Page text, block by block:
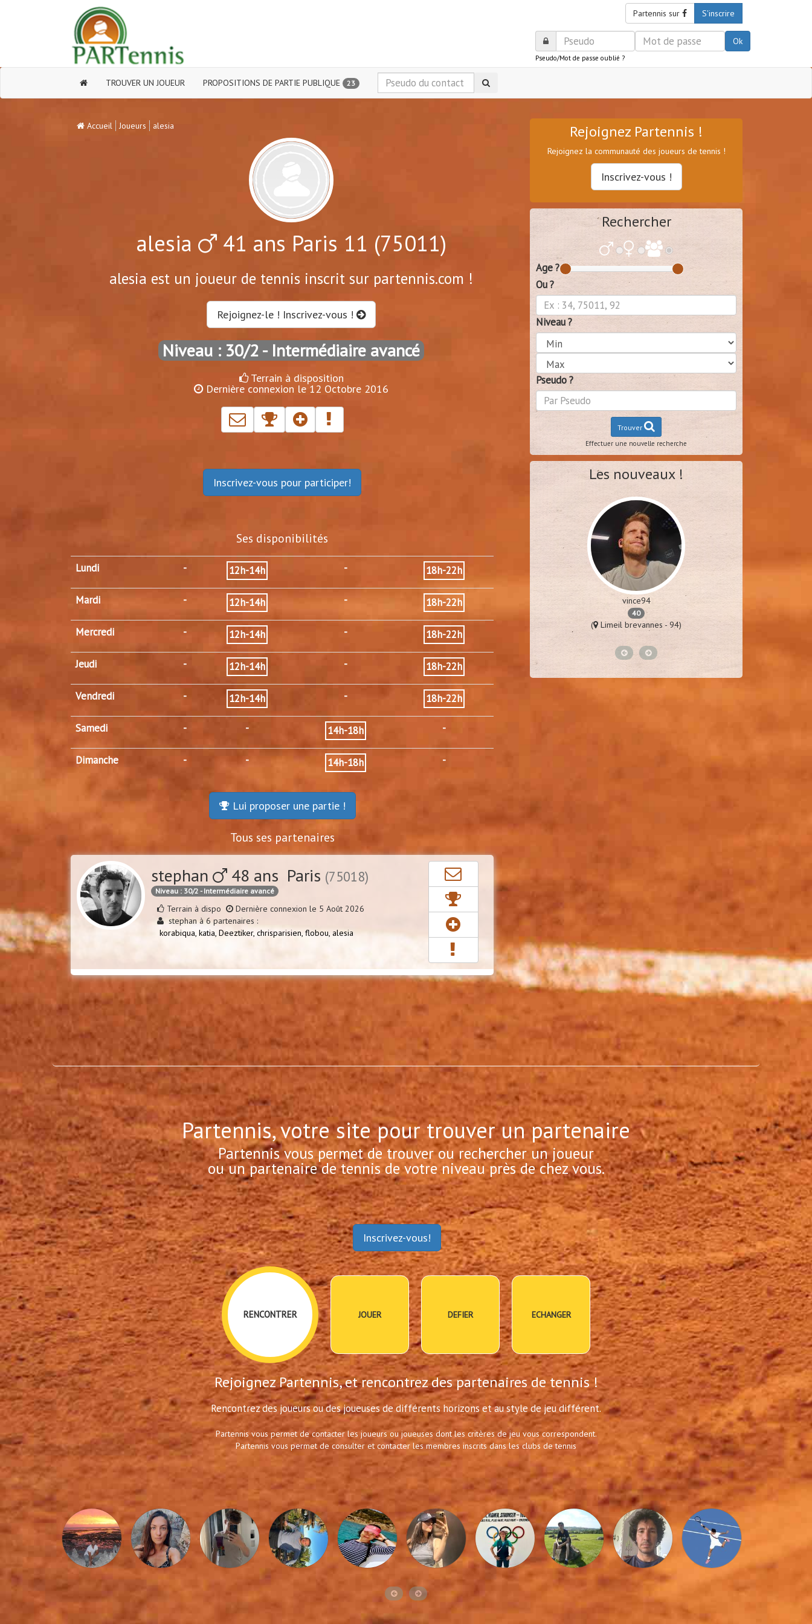
Partennis sur S'inscrire
Ok
Pseudo/Mot de passe oublié ?
TROUVER UN JOUEUR PROPOSITIONS DE PARTIE PUBLIQUE 23
Accueil Joueurs alesia
alesia 41 ans Paris 11 (75011)
alesia est un joueur de tennis inscrit sur partennis.com !
Rejoignez-le ! Inscrivez-vous !
Niveau : 30/2 - Intermédiaire avancé
Terrain à disposition
Dernière connexion le 12 Octobre 2016
Inscrivez-vous pour participer!
Ses disponibilités
Lundi - 12h-14h - 18h-22h
Mardi - 12h-14h - 18h-22h
Mercredi - 12h-14h - 18h-22h
Jeudi - 12h-14h - 18h-22h
Vendredi - 12h-14h - 18h-22h
Samedi - - 14h-18h -
Dimanche - - 14h-18h -
Lui proposer une partie !
Tous ses partenaires
stephan 48 ans Paris (75018)
Niveau : 30/2 - Intermédiaire avancé
Terrain à dispo
Dernière connexion le 5 Août 2026
stephan à 6 partenaires :
korabiqua,katia,Deeztiker,chrisparisien,flobou, alesia
Rejoignez Partennis !
Rejoignez la communauté des joueurs de tennis !
Inscrivez-vous !
Rechercher
Age ?
Ou ?
Niveau ?
Pseudo ?
Trouver
Effectuer une nouvelle recherche
Les nouveaux !
cel92
30/3
( Vanves - 92)
vince94
40
( Limeil brevannes - 94)
Partennis, votre site pour trouver un partenaire
Partennis vous permet de trouver ou rechercher un joueur
ou un partenaire de tennis de votre niveau près de chez vous.
Inscrivez-vous!
RENCONTRER JOUER DEFIER ECHANGER
Rejoignez Partennis, et rencontrez des partenaires de tennis !
Rencontrez des joueurs ou des joueuses de différents horizons et au style de jeu différent.
Partennis vous permet de contacter les joueurs ou joueuses dont les critères de jeu vous correspondent.
Partennis vous permet de consulter et contacter les membres inscrits dans les clubs de tennis